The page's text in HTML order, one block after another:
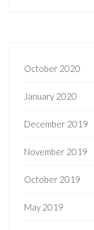
October 2020
January 2020
December 2019
November 2019
October 2019
May 2019